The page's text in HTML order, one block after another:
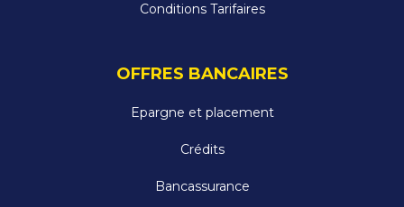
Conditions Tarifaires
OFFRES BANCAIRES
Epargne et placement
Crédits
Bancassurance